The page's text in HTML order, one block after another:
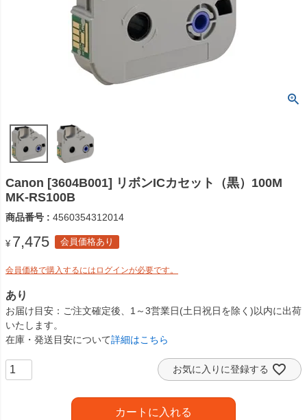
Canon [3604B001] リボンICカセット（黒）100M
MK-RS100B
商品番号 4560354312014
¥ 7,475 会員価格あり
会員価格で購入するにはログインが必要です。
あり
お届け目安
ご注文確定後、1～3営業日(土日祝日を除く)以内に出荷
いたします。
在庫・発送目安について詳細はこちら
お気に入りに登録する
カートに入れる